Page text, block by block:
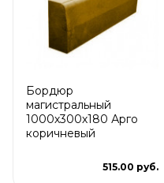
Бордюр
магистральный
1000х300х180 Арго
коричневый
515.00 руб.